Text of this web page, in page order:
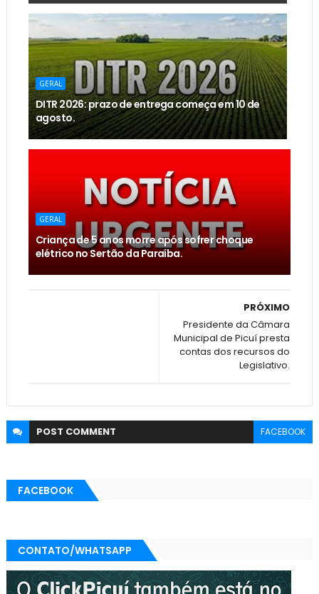
GERAL
DITR 2026: prazo de entrega começa em 10 de
agosto.
GERAL
Criança de 5 anos morre após sofrer choque
elétrico no Sertão da Paraíba.
PRÓXIMO
Presidente da Câmara
Municipal de Picuí presta
contas dos recursos do
Legislativo.
POST COMMENT FACEBOOK
FACEBOOK
CONTATO/WHATSAPP